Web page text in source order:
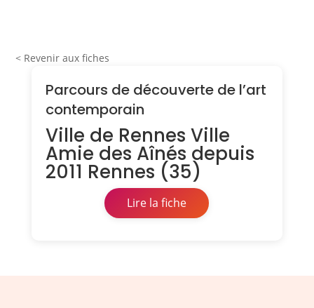
< Revenir aux fiches
Parcours de découverte de l’art
contemporain
Ville de Rennes Ville
Amie des Aînés depuis
2011 Rennes (35)
Lire la fiche